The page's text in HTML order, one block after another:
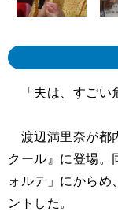
「夫は、すごい
渡辺満里奈が都
クール』に登場
ォルテ」にからめ
ントした。